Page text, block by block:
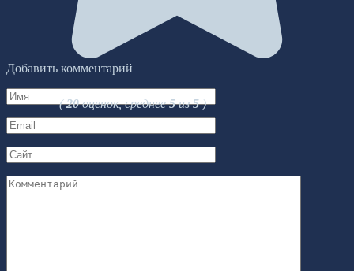
(20оценок, среднее5из5)
Добавить комментарий
Имя
*
Email
*
Сайт
Комментарий